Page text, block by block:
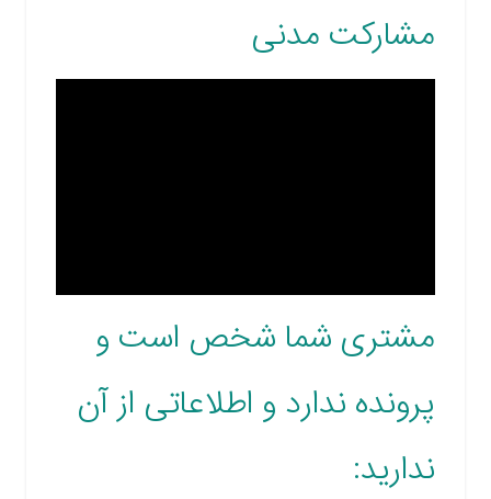
مشارکت مدنی
مشتری شما شخص است و
پرونده ندارد و اطلاعاتی از آن
ندارید: